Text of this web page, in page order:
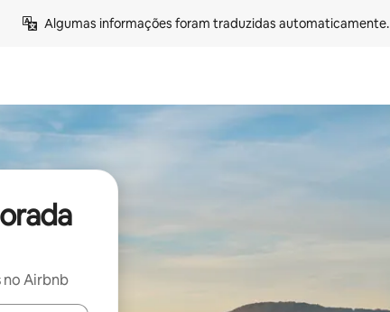
Algumas informações foram traduzidas automaticamente.
no Airbnb